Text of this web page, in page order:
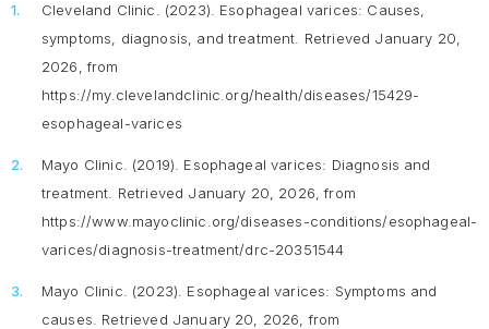
Cleveland Clinic. (2023). Esophageal varices: Causes,
symptoms, diagnosis, and treatment . Retrieved January 20,
2026, from
https://my.clevelandclinic.org/health/diseases/15429-
esophageal-varices
Mayo Clinic. (2019). Esophageal varices: Diagnosis and
treatment . Retrieved January 20, 2026, from
https://www.mayoclinic.org/diseases-conditions/esophageal-
varices/diagnosis-treatment/drc-20351544
Mayo Clinic. (2023). Esophageal varices: Symptoms and
causes . Retrieved January 20, 2026, from